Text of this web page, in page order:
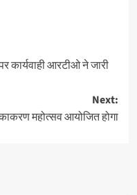
कार्यवाही आरटीओ ने जारी
Next:
महोत्सव आयोजित होगा